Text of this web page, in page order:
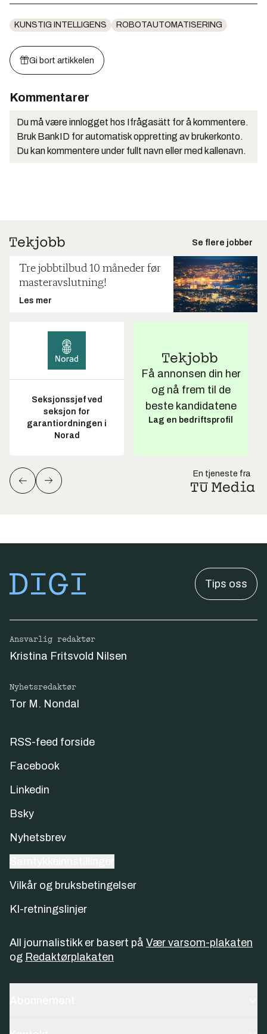
KUNSTIG INTELLIGENS ROBOTAUTOMATISERING
Gi bort artikkelen
Kommentarer
Du må være innlogget hos Ifrågasätt for å kommentere.
Bruk BankID for automatisk oppretting av brukerkonto.
Du kan kommentere under fullt navn eller med kallenavn.
Se flere jobber
Tre jobbtilbud 10 måneder før
masteravslutning!
Les mer
Seksjonssjef ved
seksjon for
garantiordningen i
Norad
Få annonsen din her
og nå frem til de
beste kandidatene
Lag en bedriftsprofil
En tjeneste fra
Tips oss
Ansvarlig redaktør
Kristina Fritsvold Nilsen
Nyhetsredaktør
Tor M. Nondal
RSS-feed forside
Facebook
Linkedin
Bsky
Nyhetsbrev
Vilkår og bruksbetingelser
KI-retningslinjer
All journalistikk er basert på Vær varsom-plakaten
og Redaktørplakaten